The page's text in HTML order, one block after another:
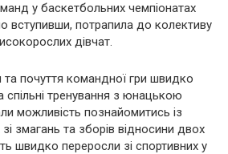
у баскетбольних чемпіонатах
вступивши, потрапила до колективу
дівчат.
почуття командної гри швидко
спільні тренування з юнацькою
можливість познайомитись із
змагань та зборів відносини двох
швидко переросли зі спортивних у